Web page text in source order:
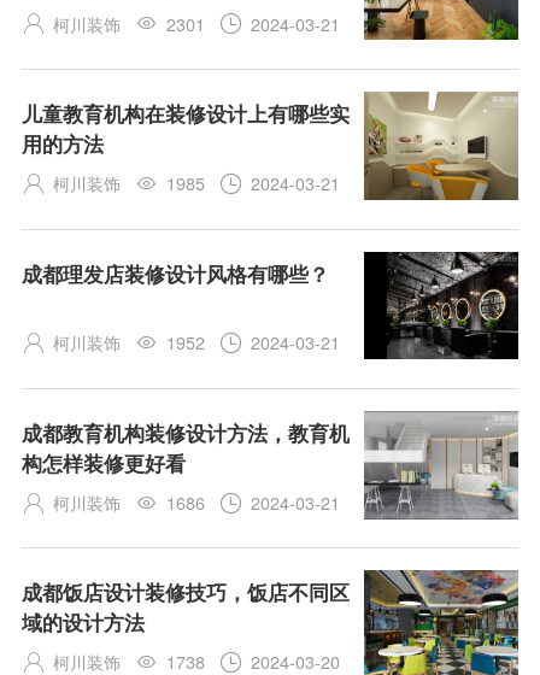
 柯川装饰  2301  2024-03-21
儿童教育机构在装修设计上有哪些实
用的方法
 柯川装饰  1985  2024-03-21
成都理发店装修设计风格有哪些？
 柯川装饰  1952  2024-03-21
成都教育机构装修设计方法，教育机
构怎样装修更好看
 柯川装饰  1686  2024-03-21
成都饭店设计装修技巧，饭店不同区
域的设计方法
 柯川装饰  1738  2024-03-20